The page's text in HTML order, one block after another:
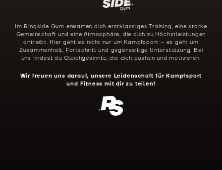
Im Ringside Gym erwarten dich erstklassiges Training, eine starke
Gemeinschaft und eine Atmosphäre, die dich zu Höchstleistungen
antreibt. Hier geht es nicht nur um Kampfsport – es geht um
Zusammenhalt, Fortschritt und gegenseitige Unterstützung. Bei
uns findest du Gleichgesinnte, die dich pushen und motivieren.
Wir freuen uns darauf, unsere Leidenschaft für Kampfsport
und Fitness mit dir zu teilen!